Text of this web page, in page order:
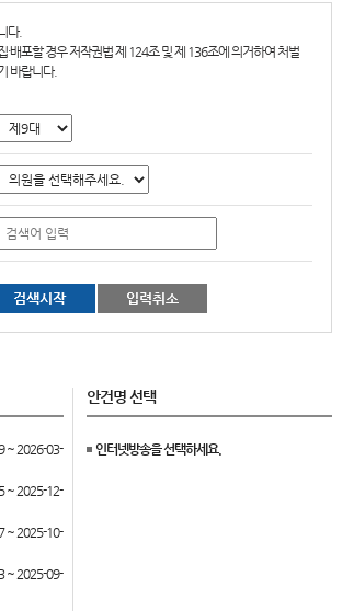
다.
·배포할 경우 저작권법 제 124조 및 제 136조에 의거하여 처벌
바랍니다.
~ 2026-03-
~ 2025-12-
~ 2025-10-
~ 2025-09-
안건명 선택
인터넷방송을 선택하세요.